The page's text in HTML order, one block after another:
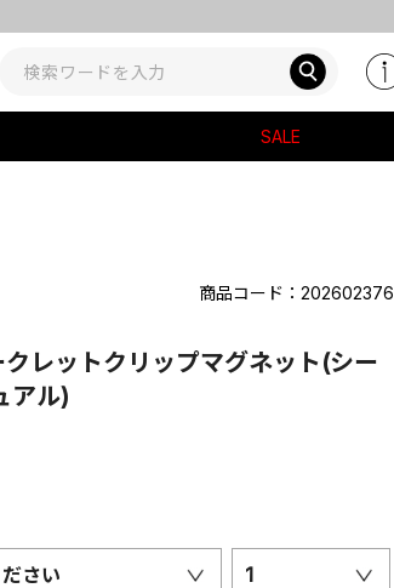
SALE
商品コード：202602376
レットクリップマグネット(シー
アル)
さい 1